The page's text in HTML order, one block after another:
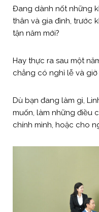
Đang dành nốt những
thân và gia đình, trước
tận năm mới?
Hay thực ra sau một
chẳng có nghỉ lễ và giờ
Dù bạn đang làm gì,
muốn, làm những điều
chính mình, hoặc cho